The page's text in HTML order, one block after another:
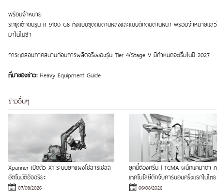
พร้อมจำหน่าย
รถขุดตักดินรุ่น R 9100 G8 ทั้งแบบขุดดินด้านหลังและแบบตักดินด้านหน้า พร้อมจำหน่ายแ
มาในไม่ช้า
การทดสอบภาคสนามก่อนการผลิตจริงของรุ่น Tier 4/Stage V มีกำหนดจะเริ่มในปี 2027
ที่มาของข่าว: Heavy Equipment Guide
ข่าวอื่นๆ
Xpanner เปิดตัว X1 ระบบยกแผงโซลาร์เซลล์
อัตโนมัติอัจฉริยะ
07/08/2026
ยุคนี้ต้องกรีน ! TCMA ผนึกแคนาดา
เทคโนโลยีดักจับคาร์บอนครั้งแรกในไทย
06/08/2026